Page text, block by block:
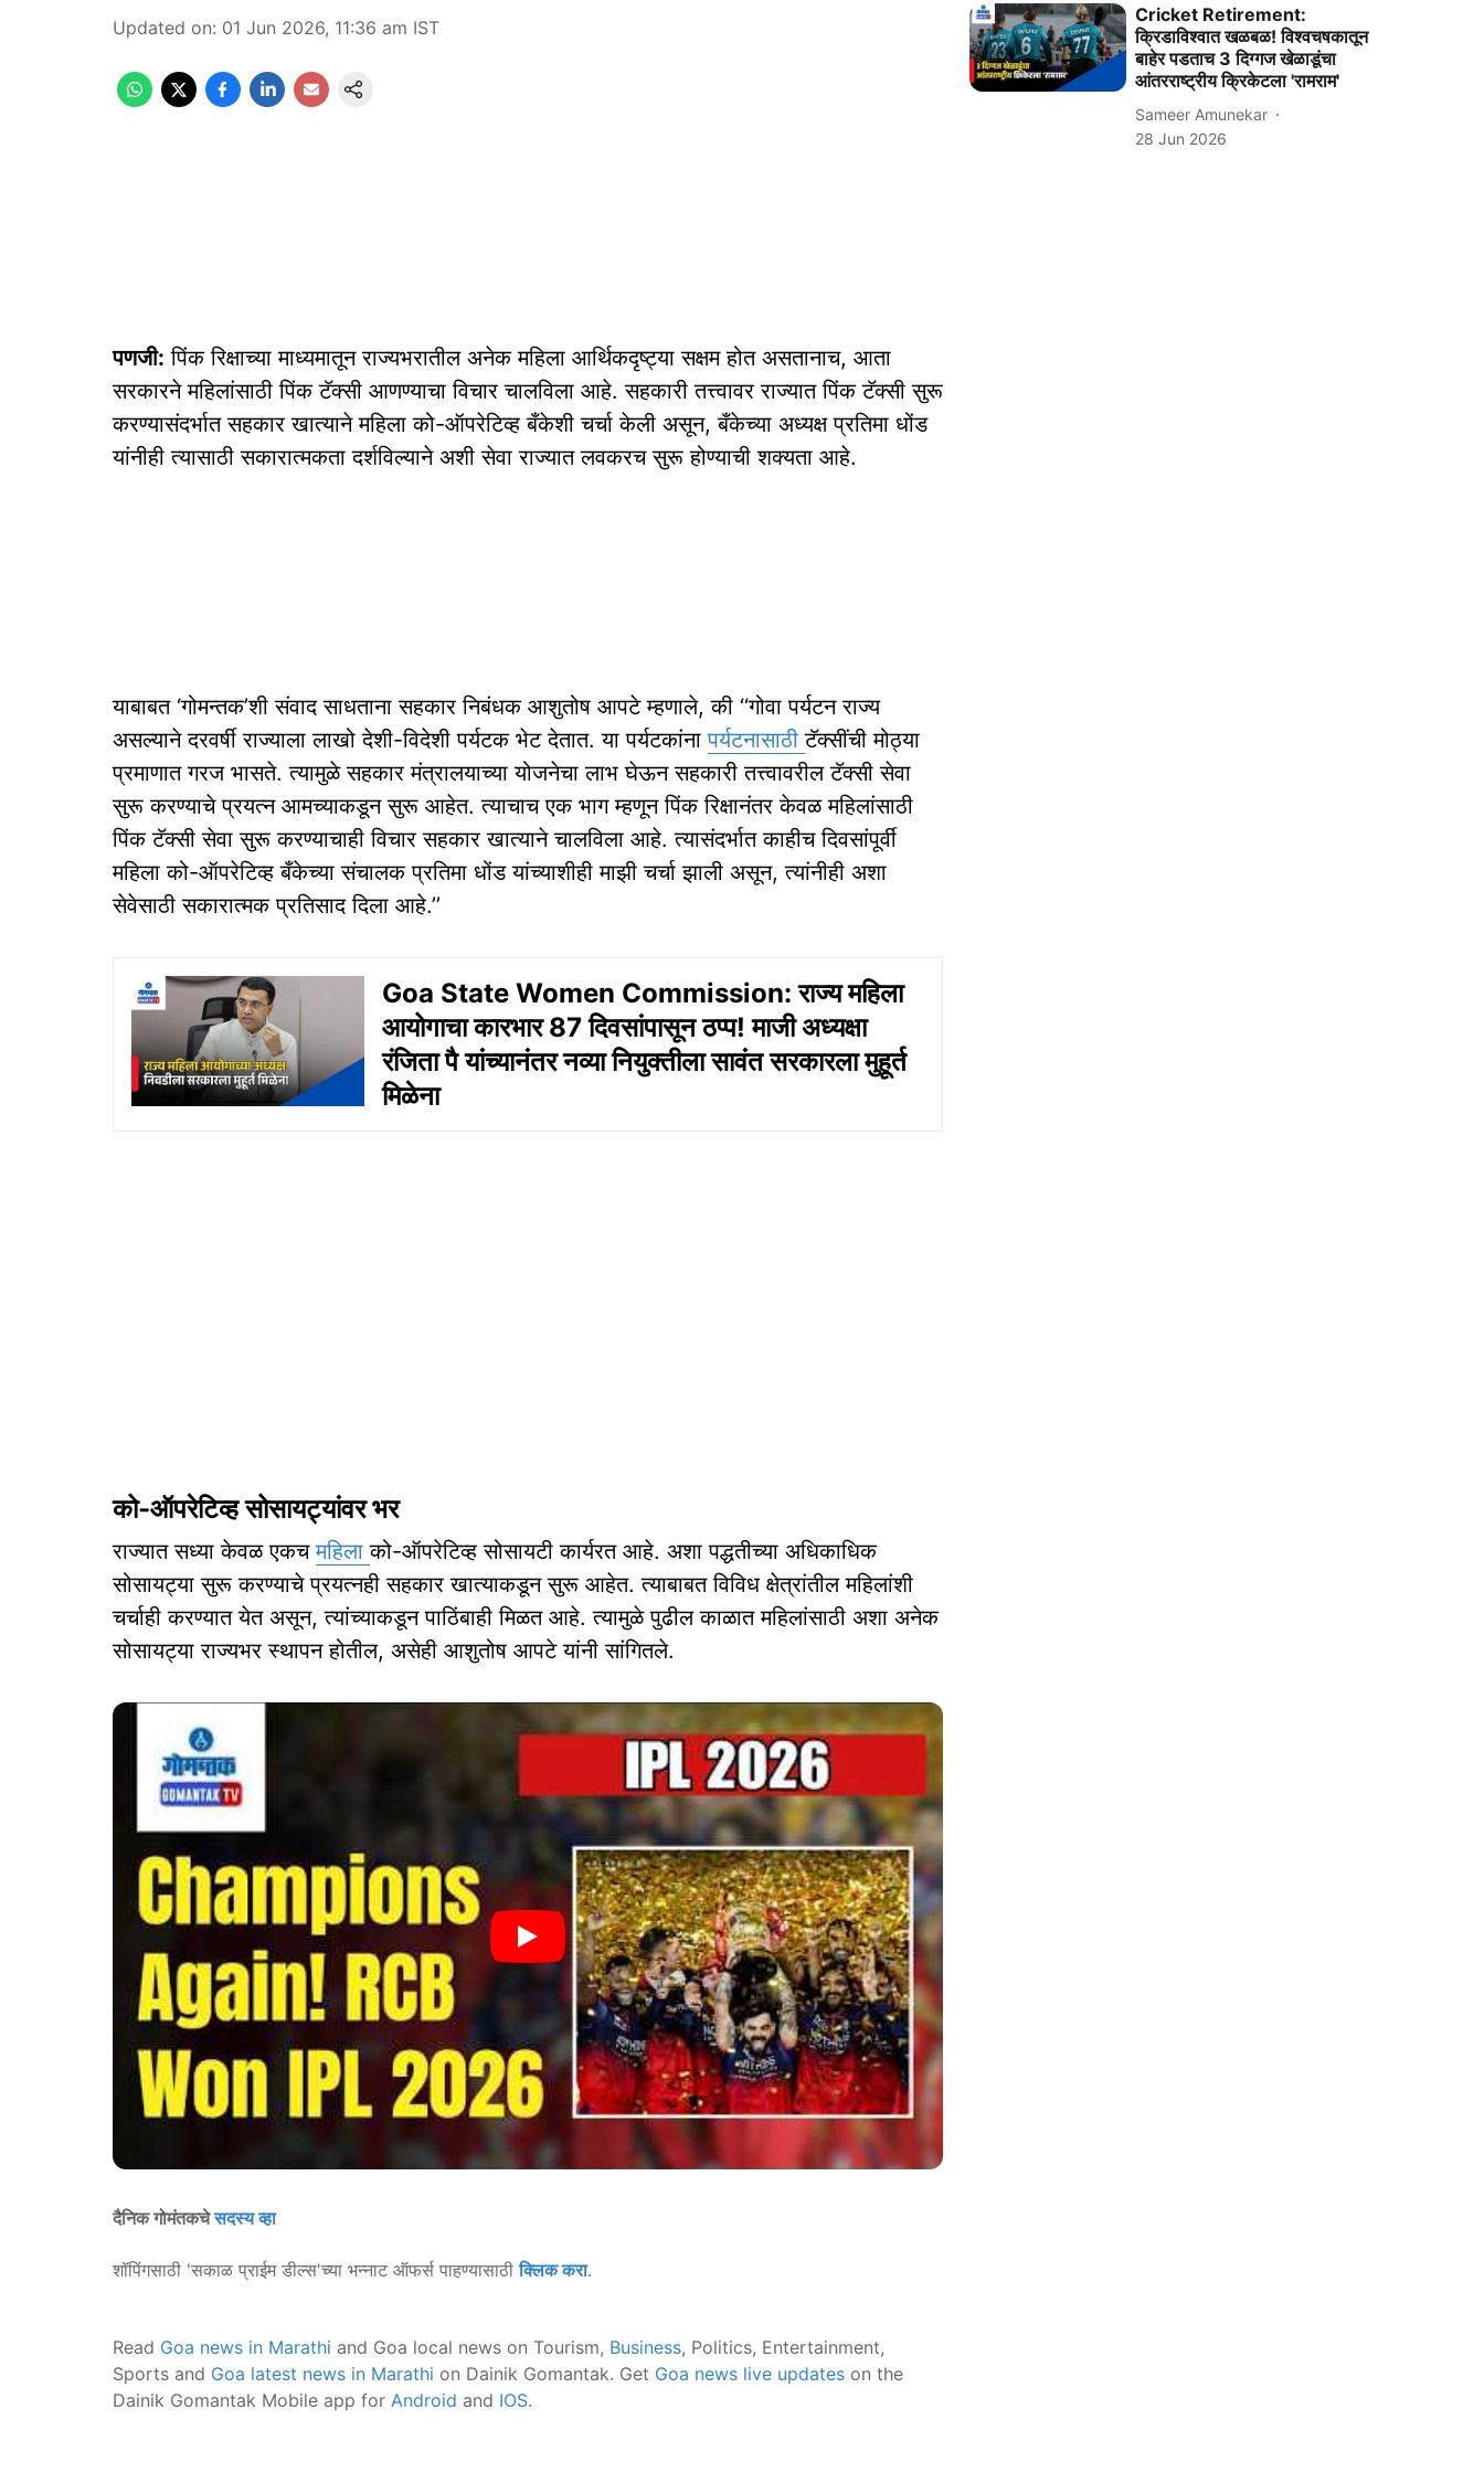
Updated on: 01 Jun 2026, 11:36 am IST
पणजी: पिंक रिक्षाच्‍या माध्‍यमातून राज्‍यभरातील अनेक महिला आर्थिकदृष्‍ट्या सक्षम होत असतानाच, आता
सरकारने महिलांसाठी पिंक टॅक्‍सी आणण्‍याचा विचार चालविला आहे. सहकारी तत्त्‍वावर राज्‍यात पिंक टॅक्‍सी सुरू
करण्‍यासंदर्भात सहकार खात्‍याने महिला को-ऑपरेटिव्‍ह बँकेशी चर्चा केली असून, बँकेच्‍या अध्‍यक्ष प्रतिमा धोंड
यांनीही त्‍यासाठी सकारात्‍मकता दर्शविल्‍याने अशी सेवा राज्‍यात लवकरच सुरू होण्‍याची शक्‍यता आहे.
याबाबत ‘गोमन्‍तक’शी संवाद साधताना सहकार निबंधक आशुतोष आपटे म्‍हणाले, की ‘‘गोवा पर्यटन राज्‍य
असल्‍याने दरवर्षी राज्‍याला लाखो देशी-विदेशी पर्यटक भेट देतात. या पर्यटकांनापर्यटनासाठीटॅक्‍सींची मोठ्या
प्रमाणात गरज भासते. त्‍यामुळे सहकार मंत्रालयाच्‍या योजनेचा लाभ घेऊन सहकारी तत्त्‍वावरील टॅक्‍सी सेवा
सुरू करण्‍याचे प्रयत्‍न आमच्‍याकडून सुरू आहेत. त्‍याचाच एक भाग म्‍हणून पिंक रिक्षानंतर केवळ महिलांसाठी
पिंक टॅक्‍सी सेवा सुरू करण्‍याचाही विचार सहकार खात्‍याने चालविला आहे. त्‍यासंदर्भात काहीच दिवसांपूर्वी
महिला को-ऑपरेटिव्‍ह बँकेच्‍या संचालक प्रतिमा धोंड यांच्‍याशीही माझी चर्चा झाली असून, त्‍यांनीही अशा
सेवेसाठी सकारात्‍मक प्रतिसाद दिला आहे.’’
Goa State Women Commission: राज्य महिला
आयोगाचा कारभार 87 दिवसांपासून ठप्प! माजी अध्यक्षा
रंजिता पै यांच्यानंतर नव्या नियुक्तीला सावंत सरकारला मुहूर्त
मिळेना
को-ऑपरेटिव्‍ह सोसायट्यांवर भर
राज्‍यात सध्‍या केवळ एकचमहिलाको-ऑपरेटिव्‍ह सोसायटी कार्यरत आहे. अशा पद्धतीच्‍या अधिकाधिक
सोसायट्या सुरू करण्‍याचे प्रयत्‍नही सहकार खात्‍याकडून सुरू आहेत. त्‍याबाबत विविध क्षेत्रांतील महिलांशी
चर्चाही करण्‍यात येत असून, त्‍यांच्‍याकडून पाठिंबाही मिळत आहे. त्‍यामुळे पुढील काळात महिलांसाठी अशा अनेक
सोसायट्या राज्‍यभर स्‍थापन होतील, असेही आशुतोष आपटे यांनी सांगितले.
दैनिक गोमंतकचेसदस्य व्हा
शॉपिंगसाठी 'सकाळ प्राईम डील्स'च्या भन्नाट ऑफर्स पाहण्यासाठीक्लिक करा.
Read Goa news in Marathi and Goa local news on Tourism, Business, Politics, Entertainment,
Sports and Goa latest news in Marathi on Dainik Gomantak. Get Goa news live updates on the
Dainik Gomantak Mobile app for Android and IOS.
Cricket Retirement:
क्रिडाविश्वात खळबळ! विश्वचषकातून
बाहेर पडताच 3 दिग्गज खेळाडूंचा
आंतरराष्ट्रीय क्रिकेटला 'रामराम'
Sameer Amunekar
28 Jun 2026